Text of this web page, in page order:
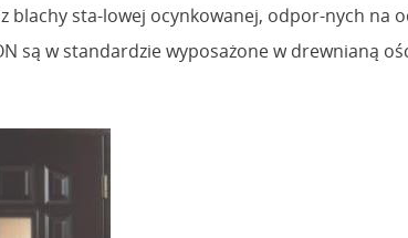
sta-lowej ocynkowanej, odpor-nych na
są w standardzie wyposażone w drewnianą